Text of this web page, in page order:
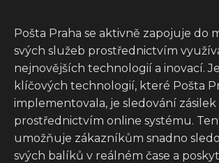
Pošta Praha se aktivně zapojuje do
svých služeb prostřednictvím
nejnovějších technologií a inovací.
klíčových technologií, které Pošta
implementovala, je sledování zásilek
prostřednictvím online systému.
umožňuje zákazníkům snadno
svých balíků v reálném čase a